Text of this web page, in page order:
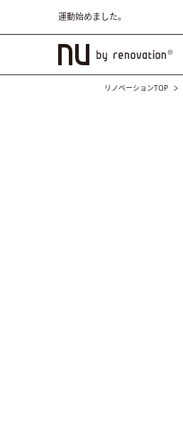
運動始めました。
リノベーションTOP